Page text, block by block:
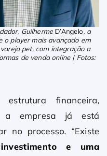
Guilherme D’Angelo, a
o player mais avançado em
pet, com integração a
de venda online | Fotos:
financeira,
a empresa já está
no processo. “Existe
e uma